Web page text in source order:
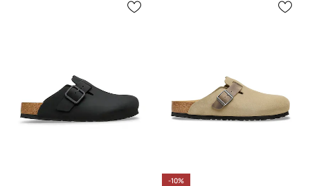
-10%